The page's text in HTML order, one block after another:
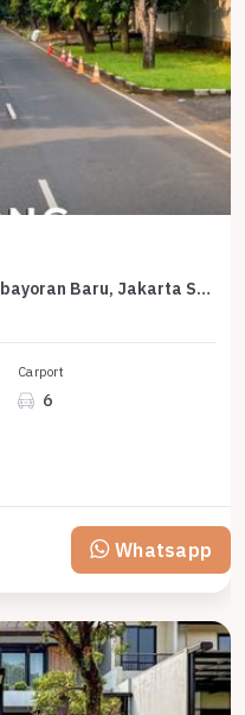
Hunian Prestisius di Kawasan Kebayoran Baru, Jakarta Selatan, LB 1400m², Harga 165 Miliar
Carport
6
Whatsapp